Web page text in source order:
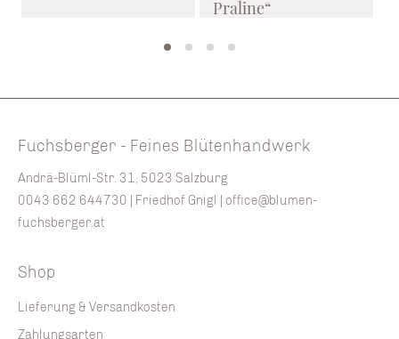
Praline“
Fuchsberger - Feines Blütenhandwerk
Andrä-Blüml-Str. 31, 5023 Salzburg
0043 662 644730 | Friedhof Gnigl | office@blumen-
fuchsberger.at
Shop
Lieferung & Versandkosten
Zahlungsarten